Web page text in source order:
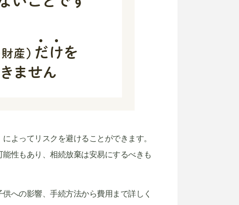
よってリスクを避けることができます。
性もあり、相続放棄は安易にするべきも
への影響、手続方法から費用まで詳しく